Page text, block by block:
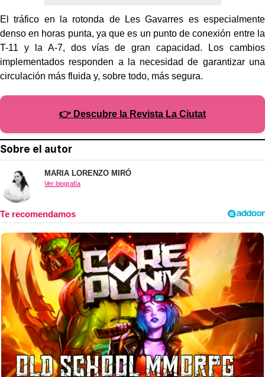
El tráfico en la rotonda de Les Gavarres es especialmente
denso en horas punta, ya que es un punto de conexión entre la
T-11 y la A-7, dos vías de gran capacidad. Los cambios
implementados responden a la necesidad de garantizar una
circulación más fluida y, sobre todo, más segura.
👉 Descubre la Revista La Ciutat
Sobre el autor
MARIA LORENZO MIRÓ
Ver biografía